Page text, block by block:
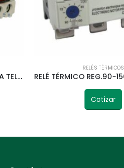
RELÉ TÉRMICO TRD13 REG.0,63-1A TELETRIC
RELÉS TÉRMICOS
Cotizar